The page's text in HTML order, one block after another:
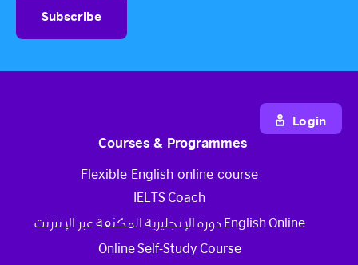
Courses & Programmes
Flexible English online course
IELTS Coach
دورة الإنجليزية المكثفة عبر الإنترنت English Online
Online Self-Study Course
Login